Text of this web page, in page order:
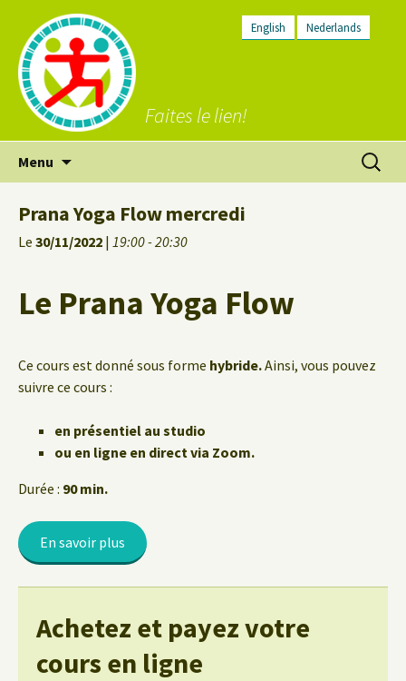
English Nederlands
Faites le lien!
Menu
Prana Yoga Flow mercredi
Le 30/11/2022 | 19:00 - 20:30
Le Prana Yoga Flow
Ce cours est donné sous forme hybride.Ainsi, vous pouvez
suivre ce cours :
en présentiel au studio
ou en ligne en direct via Zoom.
Durée : 90 min.
En savoir plus
Achetez et payez votre
cours en ligne